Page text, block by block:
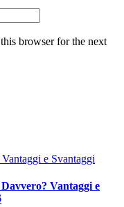
browser for the next
Vantaggi e